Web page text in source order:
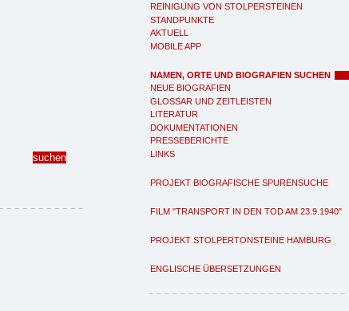
REINIGUNG VON STOLPERSTEINEN
STANDPUNKTE
AKTUELL
MOBILE APP
NAMEN, ORTE UND BIOGRAFIEN SUCHEN
NEUE BIOGRAFIEN
GLOSSAR UND ZEITLEISTEN
LITERATUR
DOKUMENTATIONEN
PRESSEBERICHTE
LINKS
PROJEKT BIOGRAFISCHE SPURENSUCHE
FILM "TRANSPORT IN DEN TOD AM 23.9.1940"
PROJEKT STOLPERTONSTEINE HAMBURG
ENGLISCHE ÜBERSETZUNGEN